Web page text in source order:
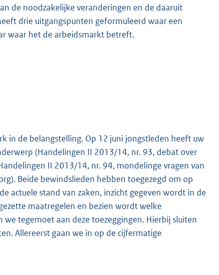
de noodzakelijke veranderingen en de daaruit
drie uitgangspunten geformuleerd waar een
waar het de arbeidsmarkt betreft.
in de belangstelling. Op 12 juni jongstleden heeft uw
(Handelingen II 2013/14, nr. 93, debat over
II 2013/14, nr. 94, mondelinge vragen van
Beide bewindslieden hebben toegezegd om op
actuele stand van zaken, inzicht gegeven wordt in de
maatregelen en bezien wordt welke
tegemoet aan deze toezeggingen. Hierbij sluiten
Allereerst gaan we in op de cijfermatige